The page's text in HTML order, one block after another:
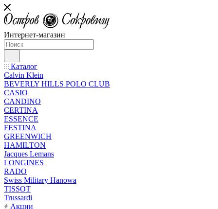
Интернет-магазин
Каталог
Calvin Klein
BEVERLY HILLS POLO CLUB
CASIO
CANDINO
CERTINA
ESSENCE
FESTINA
GREENWICH
HAMILTON
Jacques Lemans
LONGINES
RADO
Swiss Military Hanowa
TISSOT
Trussardi
Акции